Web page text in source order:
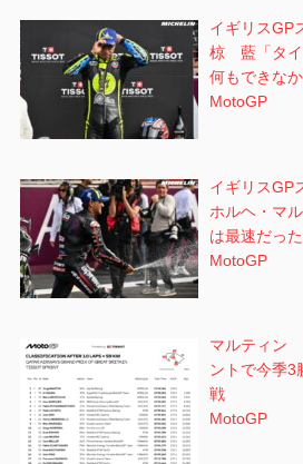
イギリス
椋 藍「タイ
何もできな
MotoGP
イギリスGP
ホルヘ・マ
は最速だった
MotoGP
マルティン
ントで今季
戦
MotoGP